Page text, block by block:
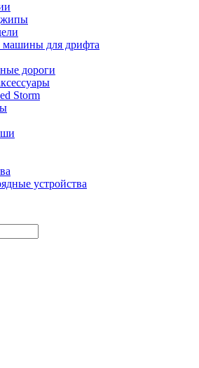
машины для дрифта
дороги
Storm
устройства